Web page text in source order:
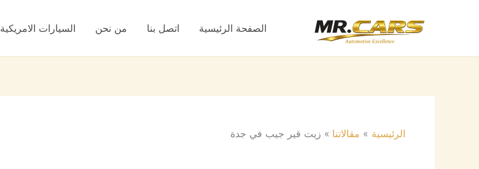
الصفحة الرئيسية اتصل بنا من نحن السيارات الامريكية
الرئيسية مقالاتنا زيت قير جيب في جدة